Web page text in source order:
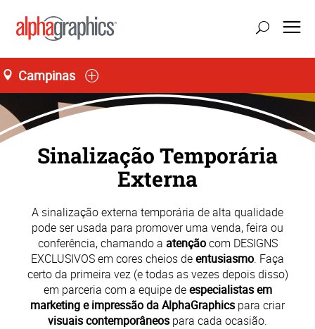
Campinas
Sinalização Temporária
Externa
A sinalização externa temporária de alta qualidade
pode ser usada para promover uma venda, feira ou
conferência, chamando a atençãocom DESIGNS
EXCLUSIVOS em cores cheios deentusiasmo. Faça
certo da primeira vez (e todas as vezes depois disso)
em parceria com a equipe deespecialistas em
marketing e impressão da AlphaGraphics para criar
visuais contemporâneos para cada ocasião.